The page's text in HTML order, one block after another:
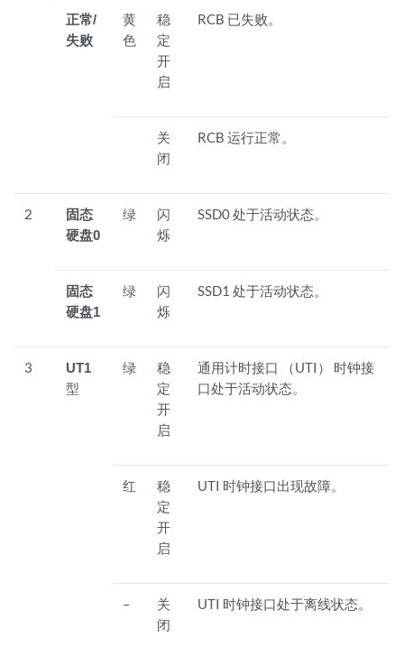
正常/
失败
黄
色
稳
定
开
启
RCB 已失败。
关
闭
RCB 运行正常。
2
固态
硬盘0
绿
闪
烁
SSD0 处于活动状态。
固态
硬盘1
绿
闪
烁
SSD1 处于活动状态。
3
UT1
型
绿
稳
定
开
启
通用计时接口 （UTI） 时钟接
口处于活动状态。
红
稳
定
开
启
UTI 时钟接口出现故障。
–
关
闭
UTI 时钟接口处于离线状态。